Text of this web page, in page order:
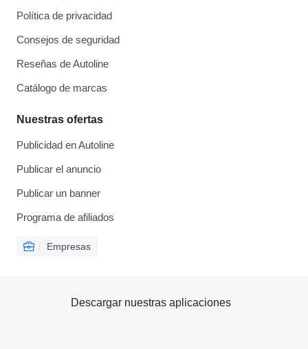
Política de privacidad
Consejos de seguridad
Reseñas de Autoline
Catálogo de marcas
Nuestras ofertas
Publicidad en Autoline
Publicar el anuncio
Publicar un banner
Programa de afiliados
Empresas
Descargar nuestras aplicaciones